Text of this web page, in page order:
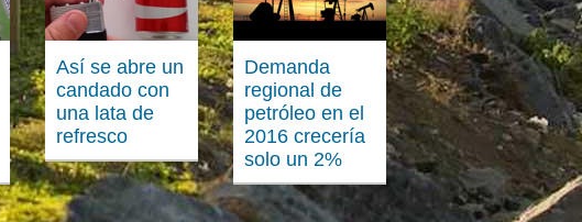
Así se abre un
candado con
una lata de
refresco
Demanda
regional de
petróleo en el
2016 crecería
solo un 2%